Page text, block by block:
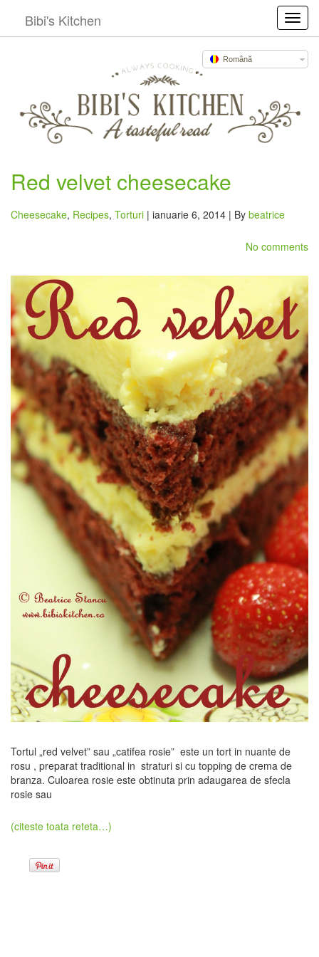
Română
Bibi's Kitchen
Red velvet cheesecake
Cheesecake, Recipes, Torturi | ianuarie 6, 2014 | By beatrice
No comments
Tortul „red velvet” sau „catifea rosie” este un tort in nuante de
rosu , preparat traditional in straturi si cu topping de crema de
branza. Culoarea rosie este obtinuta prin adaugarea de sfecla
rosie sau
(citeste toata reteta…)